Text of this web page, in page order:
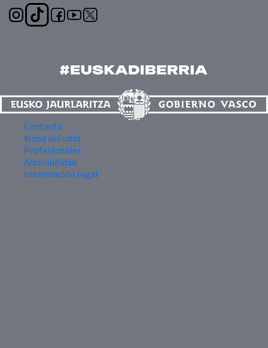
Contacto
Mapa del sitio
Profesionales
Accesibilidad
Información legal